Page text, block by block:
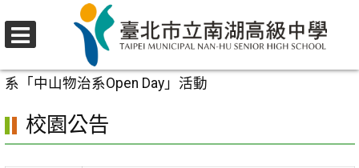
至
要
區
校園公告
系「中山物治系Open Day」活動
校園公告
選
單